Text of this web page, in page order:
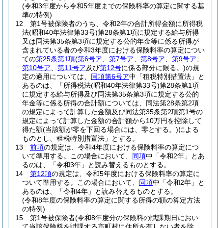
(令和3年度から令和5年度までの保険料率の算定に関する基
準の特例)
12
第1号被保険者のうち、令和2年の合計所得金額に所得税
法(昭和40年法律第33号)第28条第1項に規定する給与所得
又は同法第35条第3項に規定する公的年金等に係る所得が
含まれている者の令和3年度における保険料率の算定につい
ての第25条第1項(第6号ア 第7号ア 第8号ア 第9号ア
第10号ア
第11号ア及び第12号に係る部分に限る。)の規
定の適用については、 同項第6号ア中「租税特別措置法」と
あるのは、「所得税法(昭和40年法律第33号)第28条第1項
に規定する給与所得及び同法第35条第3項に規定する公的
年金等に係る所得の合計額については、同法第28条第2項
の規定によって計算した金額及び同法第35条第2項第1号の
規定によって計算した金額の合計額から10万円を控除して
得た額(当該額が零を下回る場合には、零とする。)による
ものとし、租税特別措置法」とする。
13
前項の規定は、令和4年度における保険料率の算定につ
いて準用する。
この場合において、 同項中「令和2年」とあ
るのは、「令和3年」と読み替えるものとする。
14
第12項の規定は、令和5年度における保険料率の算定に
ついて準用する。
この場合において、 同項中「令和2年」と
あるのは、「令和4年」と読み替えるものとする。
(令和8年度の保険料率の算定に関する所得の額の算定方法
の特例)
15
第1号被保険者(令和8年度分の保険料の賦課期日におい